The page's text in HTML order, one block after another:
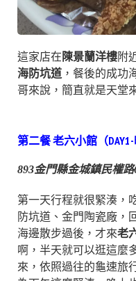
這家店在 陳景蘭洋樓附
海防坑道 ，餐後的成功
哥來說，簡直就是天堂
第二餐 老六小館（DAY1-
893金門縣金城鎮民權路
第一天行程就很緊湊，
防坑道、金門陶瓷廠，
海邊散步過後，才來老
啊，半天就可以逛這麼
來，依照過往的龜速旅